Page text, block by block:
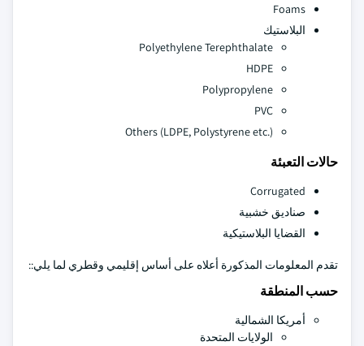
Foams
البلاستيك
Polyethylene Terephthalate
HDPE
Polypropylene
PVC
Others (LDPE, Polystyrene etc.)
حالات التعبئة
Corrugated
صناديق خشبية
القضايا البلاستيكية
تقدم المعلومات المذكورة أعلاه على أساس إقليمي وقطري لما يلي::
حسب المنطقة
أمريكا الشمالية
الولايات المتحدة